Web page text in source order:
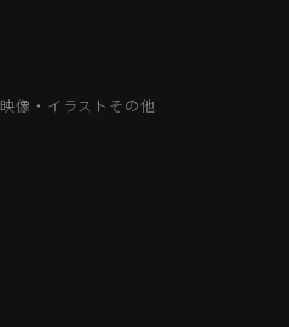
映像・イラストその他